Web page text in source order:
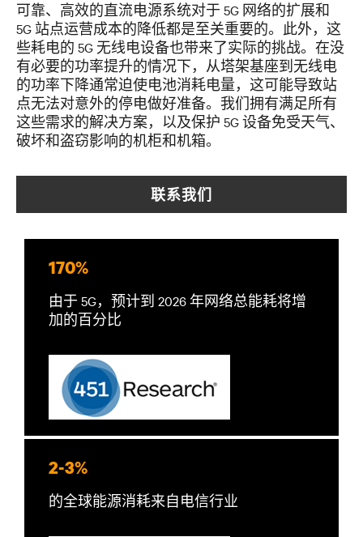
联系我们
可靠、高效的直流电源系统对于 5G 网络的扩展和
5G 站点运营成本的降低都是至关重要的。此外，这
些耗电的 5G 无线电设备也带来了实际的挑战。在没
有必要的功率提升的情况下，从塔架基座到无线电
的功率下降通常迫使电池消耗电量，这可能导致站
点无法对意外的停电做好准备。我们拥有满足所有
这些需求的解决方案，以及保护 5G 设备免受天气、
破坏和盗窃影响的机柜和机箱。
联系我们
170%
由于 5G，预计到 2026 年网络总能耗将增
加的百分比
2-3%
的全球能源消耗来自电信行业